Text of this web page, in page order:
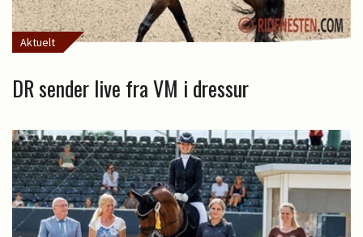
Aktuelt
DR sender live fra VM i dressur